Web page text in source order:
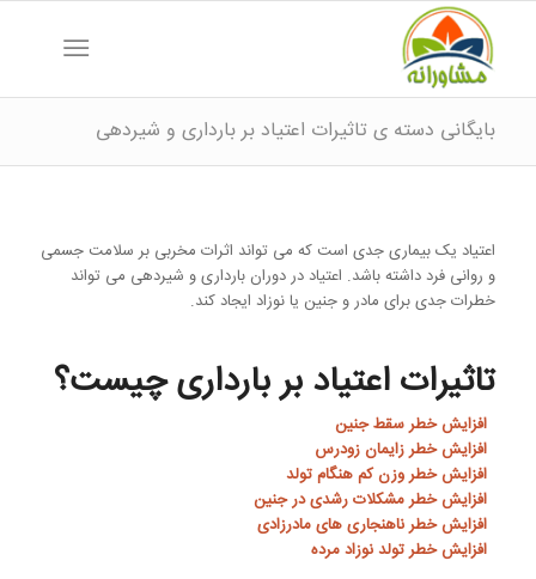
بایگانی دسته ی تاثیرات اعتیاد بر بارداری و شیردهی
اعتیاد یک بیماری جدی است که می تواند اثرات مخربی بر سلامت جسمی
و روانی فرد داشته باشد. اعتیاد در دوران بارداری و شیردهی می تواند
خطرات جدی برای مادر و جنین یا نوزاد ایجاد کند.
تاثیرات اعتیاد بر بارداری چیست؟
افزایش خطر سقط جنین
افزایش خطر زایمان زودرس
افزایش خطر وزن کم هنگام تولد
افزایش خطر مشکلات رشدی در جنین
افزایش خطر ناهنجاری های مادرزادی
افزایش خطر تولد نوزاد مرده